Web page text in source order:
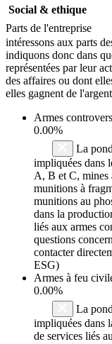
Social & ethique
Parts de l'entreprise
intéressons aux parts
indiquons donc dans
représentées par leur
des affaires ou dont
elles gagnent de
Armes
0.00%
La
impliquées dans
A, B et C, mines
munitions à
munitions au
dans la
liés aux armes
questions
contacter
ESG)
Armes à feu
0.00%
La
impliquées dans
de services liés